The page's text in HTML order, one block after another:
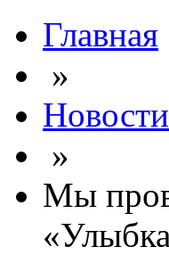
Главная
»
Новости
»
Мы